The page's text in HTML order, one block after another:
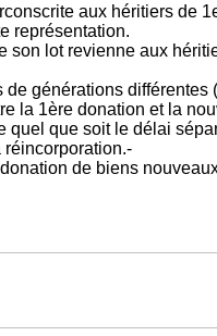
aux héritiers de
représentation.
lot revienne aux
générations
la 1ère donation et la
quel que soit le délai
réincorporation.-
de biens